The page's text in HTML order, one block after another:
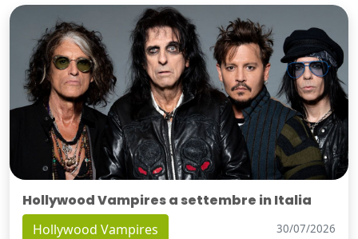
Hollywood Vampires a settembre in Italia
Hollywood Vampires 30/07/2026